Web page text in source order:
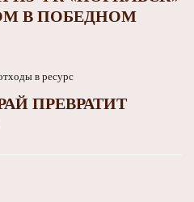
В ПОБЕДНОМ
ПРЕВРАТИТ